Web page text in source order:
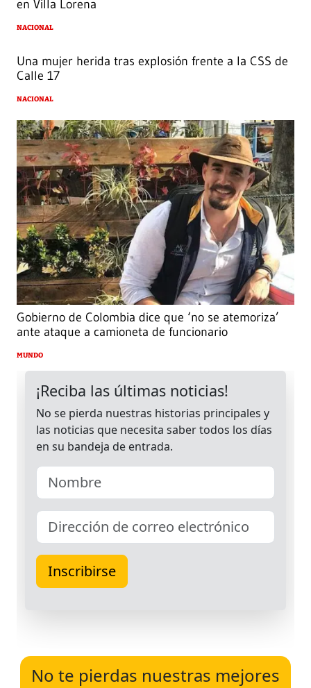
en Villa Lorena
NACIONAL
Una mujer herida tras explosión frente a la CSS de
Calle 17
NACIONAL
Gobierno de Colombia dice que ‘no se atemoriza’
ante ataque a camioneta de funcionario
MUNDO
No te pierdas nuestras mejores